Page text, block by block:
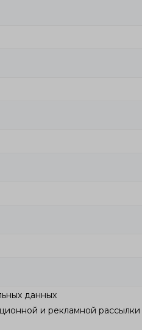
данных
и рекламной рассылки